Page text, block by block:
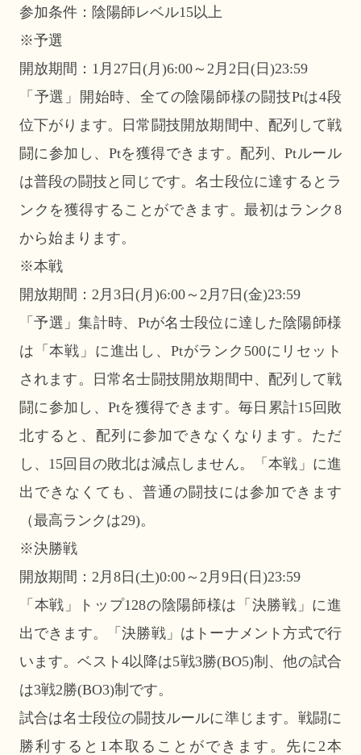
参加条件：陰陽師レベル15以上
※予選
開放期間：1月27日(月)6:00～2月2日(日)23:59
「予選」開始時、全ての陰陽師様の闘技Ptは4段
位下がります。日常闘技開放期間中、配列して戦
闘に参加し、Ptを獲得できます。配列、Ptルール
は普段の闘技と同じです。名士段位に達するとラ
ンクを獲得することができます。最初はランク8
から始まります。
※本戦
開放期間：2月3日(月)6:00～2月7日(金)23:59
「予選」集計時、Ptが名士段位に達した陰陽師様
は「本戦」に進出し、Ptがランク500にリセット
されます。日常名士闘技開放期間中、配列して戦
闘に参加し、Ptを獲得できます。毎日累計15回敗
北すると、配列に参加できなくなります。ただ
し、15回目の敗北は減点しません。「本戦」に進
出できなくても、普通の闘技には参加できます
（最高ランクは29)。
※決勝戦
開放期間：2月8日(土)0:00～2月9日(日)23:59
「本戦」トップ128の陰陽師様は「決勝戦」に進
出できます。「決勝戦」はトーナメント方式で行
います。ベスト4以降は5戦3勝(BO5)制、他の試合
は3戦2勝(BO3)制です。
試合は名士段位の闘技ルールに準じます。戦闘に
勝利すると1本取ることができます。先に2本